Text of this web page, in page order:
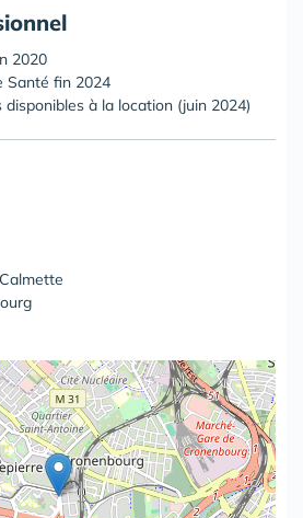
2020
Santé fin 2024
à la location (juin 2024)